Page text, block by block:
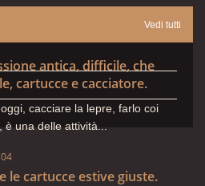
Vedi tutti
antica, difficile, che
cartucce e cacciatore.
cacciare la lepre, farlo coi
una delle attività...
le cartucce estive giuste.